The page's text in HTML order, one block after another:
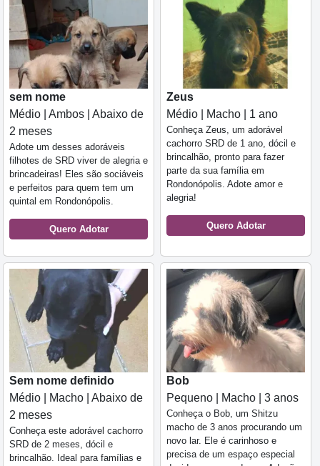
sem nome
Médio | Ambos | Abaixo de
2 meses
Adote um desses adoráveis
filhotes de SRD viver de alegria e
brincadeiras! Eles são sociáveis
e perfeitos para quem tem um
quintal em Rondonópolis.
Quero Adotar
Zeus
Médio | Macho | 1 ano
Conheça Zeus, um adorável
cachorro SRD de 1 ano, dócil e
brincalhão, pronto para fazer
parte da sua família em
Rondonópolis. Adote amor e
alegria!
Quero Adotar
Sem nome definido
Médio | Macho | Abaixo de
2 meses
Conheça este adorável cachorro
SRD de 2 meses, dócil e
brincalhão. Ideal para famílias e
Bob
Pequeno | Macho | 3 anos
Conheça o Bob, um Shitzu
macho de 3 anos procurando um
novo lar. Ele é carinhoso e
precisa de um espaço especial